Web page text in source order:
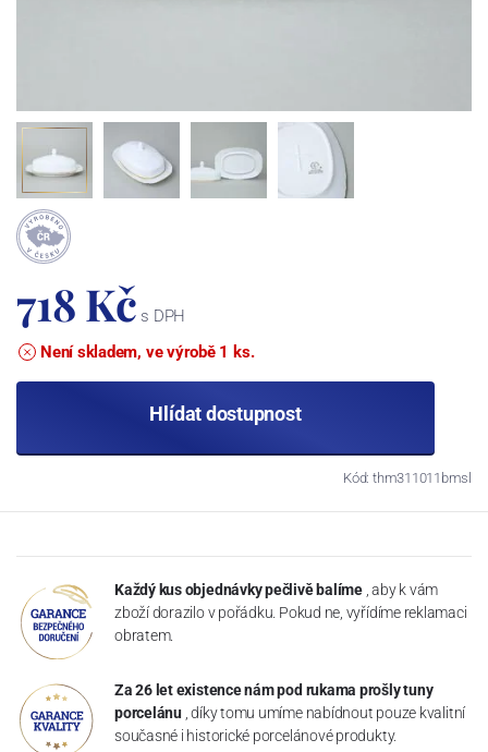
718 Kč s DPH
Není skladem, ve výrobě 1 ks.
Hlídat dostupnost
Kód: thm311011bmsl
Každý kus objednávky pečlivě balíme , aby k vám
zboží dorazilo v pořádku. Pokud ne, vyřídíme reklamaci
obratem.
Za 26 let existence nám pod rukama prošly tuny
porcelánu , díky tomu umíme nabídnout pouze kvalitní
současné i historické porcelánové produkty.